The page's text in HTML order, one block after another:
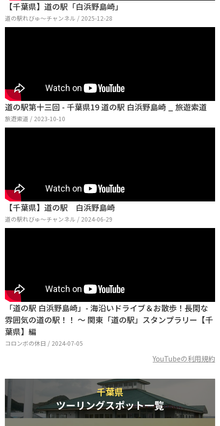
【千葉県】道の駅「白浜野島崎」
道の駅れびゅ〜チャンネル / 2025-12-28
道の駅第十三回 - 千葉県19 道の駅 白浜野島崎 _ 旅遊索道
旅遊索道 / 2023-10-10
【千葉県】道の駅 白浜野島崎
道の駅れびゅ〜チャンネル / 2024-06-29
「道の駅 白浜野島崎」- 海沿いドライブ＆お散歩！長閑な
雰囲気の道の駅！！ ～ 関東「道の駅」スタンプラリー【千
葉県】編
コロンボの休日 / 2024-07-05
YouTubeの利用規約
千葉県
ツーリングスポット一覧